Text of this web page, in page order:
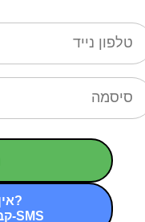
אין / שכחת סיסמה?
קבלת סיסמה חדשה ב-SMS